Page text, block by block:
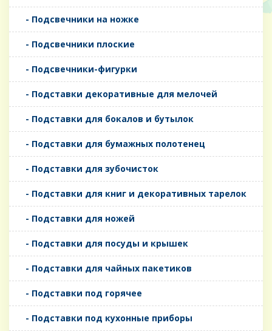
- Подсвечники на ножке
- Подсвечники плоские
- Подсвечники-фигурки
- Подставки декоративные для мелочей
- Подставки для бокалов и бутылок
- Подставки для бумажных полотенец
- Подставки для зубочисток
- Подставки для книг и декоративных тарелок
- Подставки для ножей
- Подставки для посуды и крышек
- Подставки для чайных пакетиков
- Подставки под горячее
- Подставки под кухонные приборы